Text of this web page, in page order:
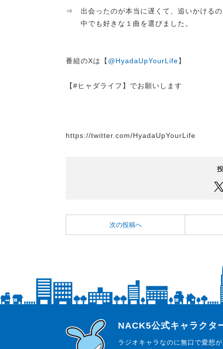
⇒ 出会ったのが本当に遅くて、追いかける
中でも好きな１曲を選びました。
番組のXは【 @HyadaUpYourLife】
【#ヒャダライフ】でお願いします
https://twitter.com/HyadaUpYourLife
次の投稿へ
らじっと君
NACK5公式キャラクタ
ラジオキャラなのに無口で愛想